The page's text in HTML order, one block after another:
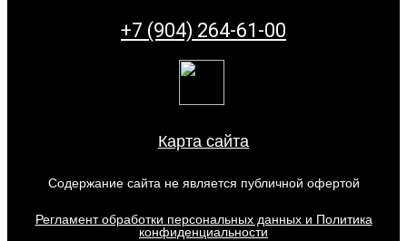
+7 (904) 264-61-00
Карта сайта
Содержание сайта не является публичной офертой
Регламент обработки персональных данных и Политика
конфиденциальности